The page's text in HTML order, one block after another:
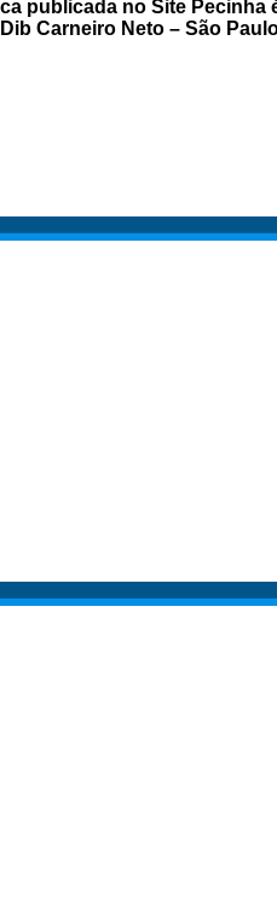
publicada no Site Pecinha
Carneiro Neto – São